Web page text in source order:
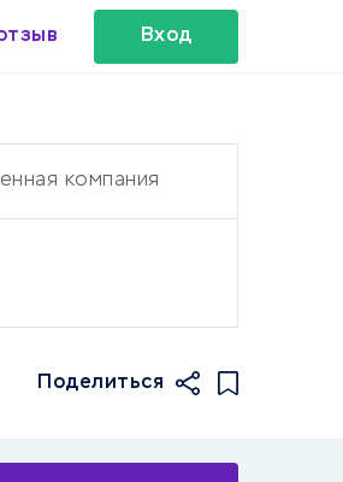
Вход
компания
Поделиться